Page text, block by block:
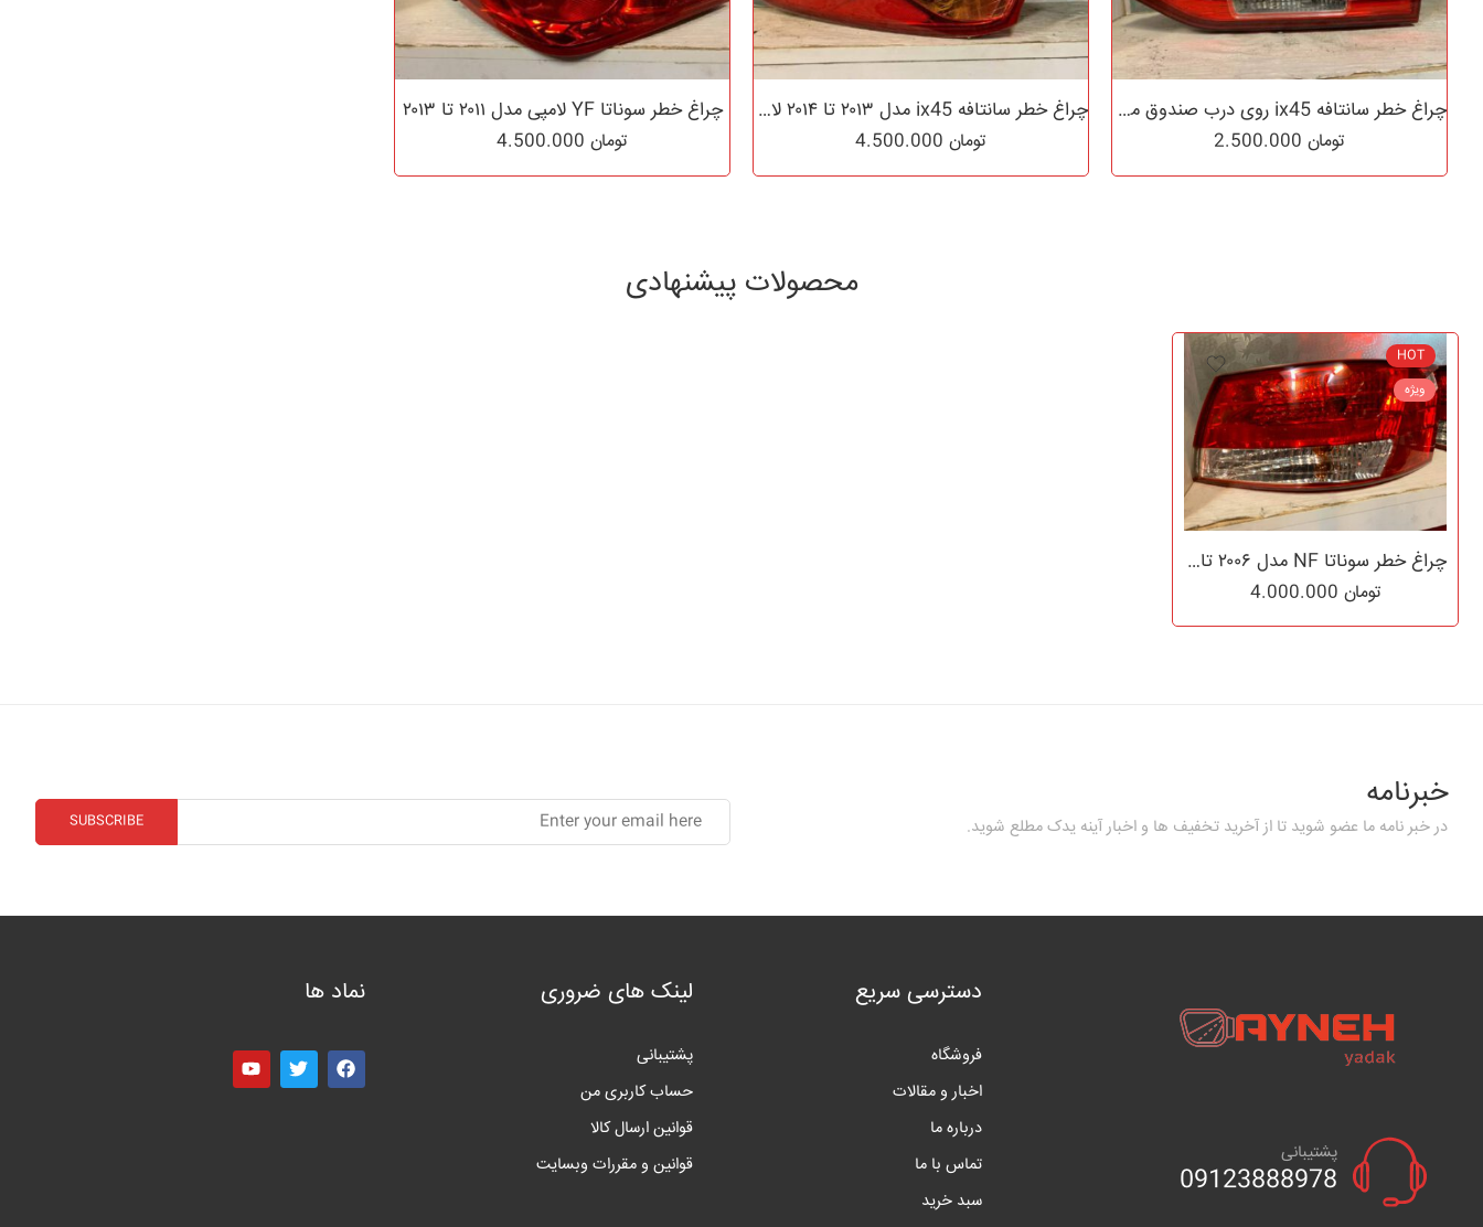
چراغ خطر سانتافه ix45 روی درب صندوق مدل ۲۰۱۳ تا ۲۰۱۴ لامپی
تومان
چراغ خطر سانتافه ix45 مدل ۲۰۱۳ تا ۲۰۱۴ لامپی
تومان
چراغ خطر سوناتا YF لامپی مدل ۲۰۱۱ تا ۲۰۱۳
تومان
محصولات پیشنهادی
HOT
ویژه
چراغ خطر سوناتا NF مدل ۲۰۰۶ تا ۲۰۱۰
تومان
خبرنامه
در خبر نامه ما عضو شوید تا از آخرید تخفیف ها و اخبار آینه یدک مطلع شوید.
پشتیبانی
09123888978
دسترسی سریع
فروشگاه
اخبار و مقالات
درباره ما
تماس با ما
سبد خرید
لینک های ضروری
پشتیبانی
حساب کاربری من
قوانین ارسال کالا
قوانین و مقررات وبسایت
نماد ها